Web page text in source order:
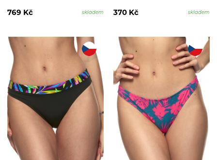
769 Kč skladem 370 Kč skladem